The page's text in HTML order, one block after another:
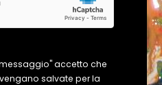
accetto che
salvate per la